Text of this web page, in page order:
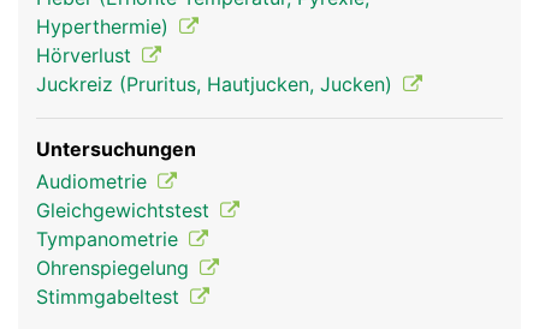
Wahrnehmung des Gleichgewichts. Von hier leiten
Nerven die Signale durch den inneren Gehörgang
zum Hirn.
Hyperthermie)
Hörverlust
Juckreiz (Pruritus, Hautjucken, Jucken)
Untersuchungen
Audiometrie
Gleichgewichtstest
Tympanometrie
Ohrenspiegelung
Stimmgabeltest